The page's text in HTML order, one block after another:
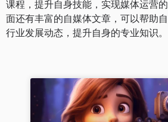
课程，提升自身技能，实现媒体运营
面还有丰富的自媒体文章，可以帮助
行业发展动态，提升自身的专业知识。